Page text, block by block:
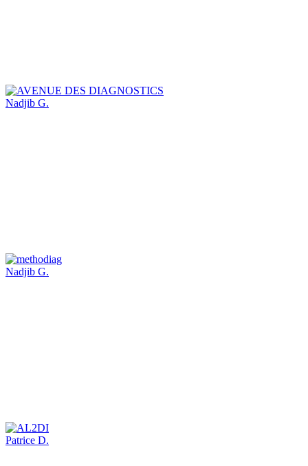
Nadjib G.
Nadjib G.
Patrice D.